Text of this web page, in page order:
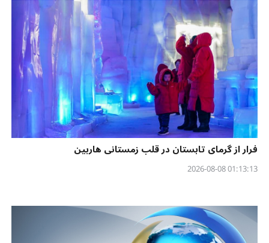
فرار از گرمای تابستان در قلب زمستانی هاربین
01:13:13 2026-08-08